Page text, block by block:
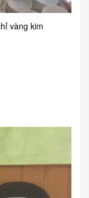
vàng kim